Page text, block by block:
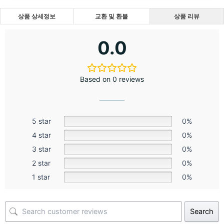
상품 상세정보 교환 및 환불 상품 리뷰
0.0
Based on 0 reviews
5 star
0%
4 star
0%
3 star
0%
2 star
0%
1 star
0%
Search